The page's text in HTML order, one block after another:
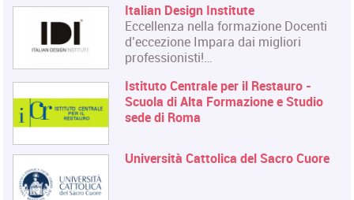
Italian Design Institute
Eccellenza nella formazione Docenti
d’eccezione Impara dai migliori
professionisti!…
Istituto Centrale per il Restauro -
Scuola di Alta Formazione e Studio
sede di Roma
Università Cattolica del Sacro Cuore